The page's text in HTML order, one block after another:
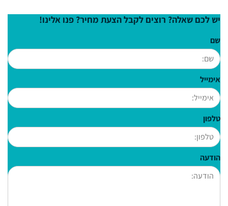
יש לכם שאלה? רוצים לקבל הצעת מחיר? פנו אלינו!
שם
אימייל
טלפון
הודעה